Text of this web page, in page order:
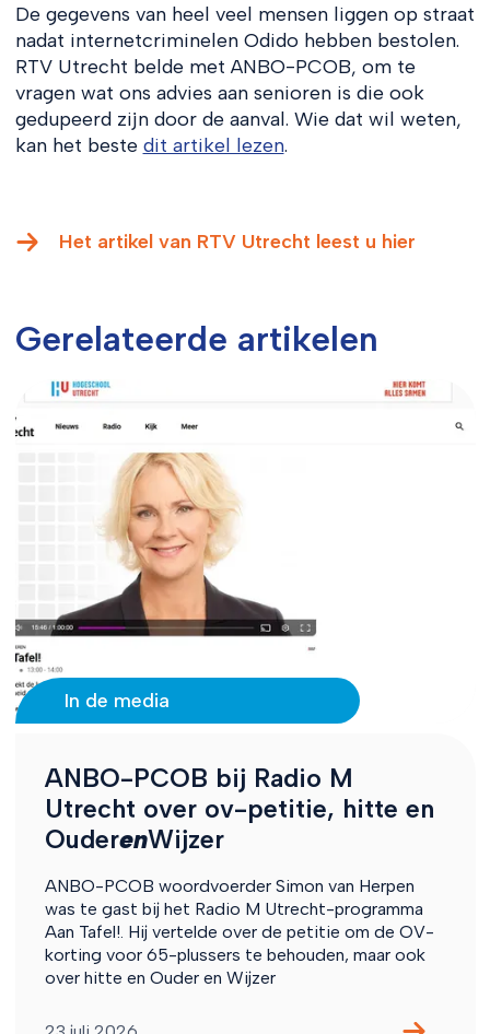
De gegevens van heel veel mensen liggen op straat
nadat internetcriminelen Odido hebben bestolen.
RTV Utrecht belde met ANBO-PCOB, om te
vragen wat ons advies aan senioren is die ook
gedupeerd zijn door de aanval. Wie dat wil weten,
kan het beste dit artikel lezen.
Het artikel van RTV Utrecht leest u hier
Gerelateerde artikelen
In de media
ANBO-PCOB bij Radio M
Utrecht over ov-petitie, hitte en
OuderenWijzer
ANBO-PCOB woordvoerder Simon van Herpen
was te gast bij het Radio M Utrecht-programma
Aan Tafel!. Hij vertelde over de petitie om de OV-
korting voor 65-plussers te behouden, maar ook
over hitte en Ouder en Wijzer